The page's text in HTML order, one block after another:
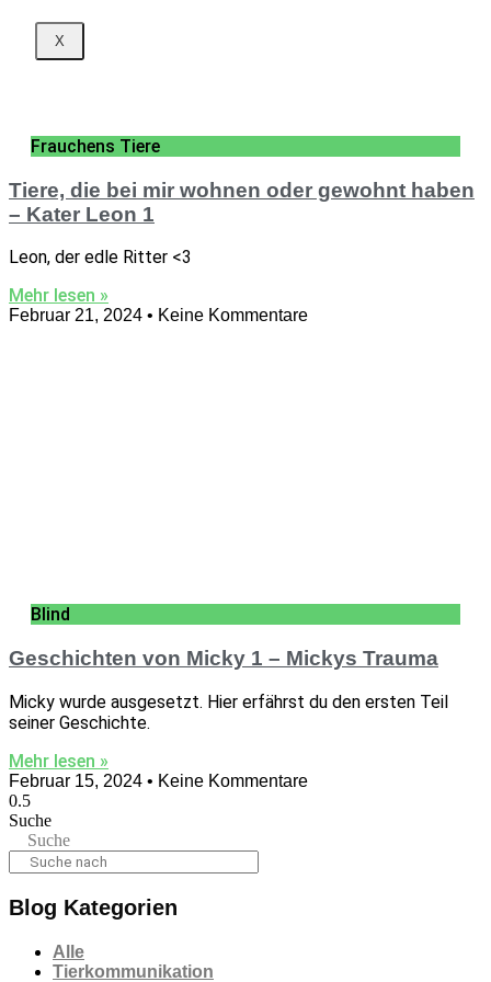
X
Frauchens Tiere
Tiere, die bei mir wohnen oder gewohnt haben
– Kater Leon 1
Leon, der edle Ritter <3
Mehr lesen »
Februar 21, 2024 Keine Kommentare
Blind
Geschichten von Micky 1 – Mickys Trauma
Micky wurde ausgesetzt. Hier erfährst du den ersten Teil
seiner Geschichte.
Mehr lesen »
Februar 15, 2024 Keine Kommentare
Suche
Suche
Blog Kategorien
Alle
Tierkommunikation